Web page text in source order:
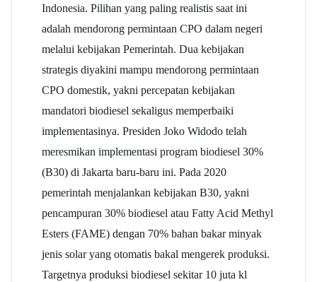
Indonesia. Pilihan yang paling realistis saat ini
adalah mendorong permintaan CPO dalam negeri
melalui kebijakan Pemerintah. Dua kebijakan
strategis diyakini mampu mendorong permintaan
CPO domestik, yakni percepatan kebijakan
mandatori biodiesel sekaligus memperbaiki
implementasinya. Presiden Joko Widodo telah
meresmikan implementasi program biodiesel 30%
(B30) di Jakarta baru-baru ini. Pada 2020
pemerintah menjalankan kebijakan B30, yakni
pencampuran 30% biodiesel atau Fatty Acid Methyl
Esters (FAME) dengan 70% bahan bakar minyak
jenis solar yang otomatis bakal mengerek produksi.
Targetnya produksi biodiesel sekitar 10 juta kl